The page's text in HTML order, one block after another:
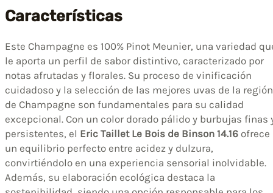
Características
Este Champagne es 100% Pinot Meunier, una variedad
le aporta un perfil de sabor distintivo, caracterizado por
notas afrutadas y florales. Su proceso de vinificación
cuidadoso y la selección de las mejores uvas de la región
de Champagne son fundamentales para su calidad
excepcional. Con un color dorado pálido y burbujas finas
persistentes, el Eric Taillet Le Bois de Binson 14.16 ofrece
un equilibrio perfecto entre acidez y dulzura,
convirtiéndolo en una experiencia sensorial inolvidable.
Además, su elaboración ecológica destaca la